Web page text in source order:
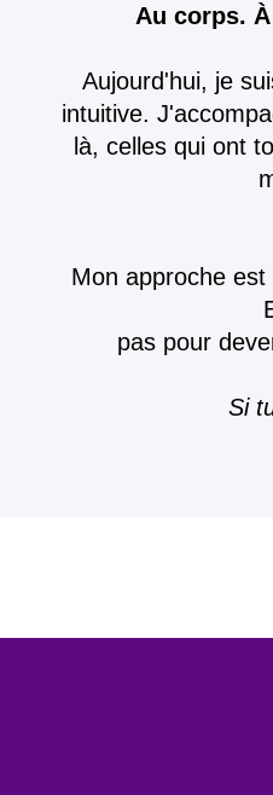
Au corps.
Aujourd'hui, je
intuitive.
là, celles qui ont
Mon approche
pas pour
Si